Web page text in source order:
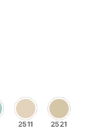
2511 2521